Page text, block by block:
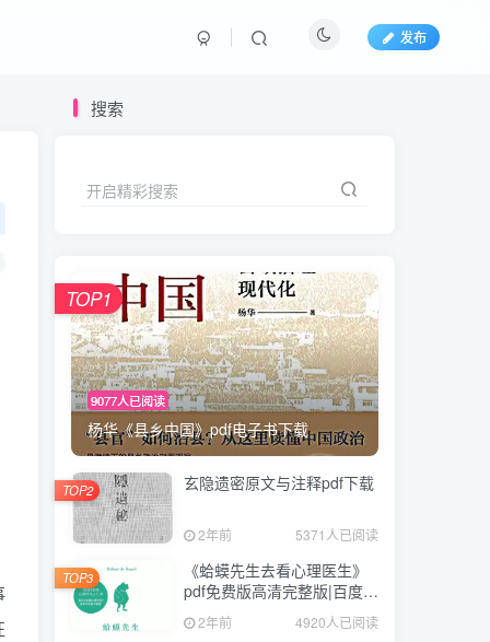
发布
搜索
开启精彩搜索
9077人已阅读
杨华《县乡中国》pdf电子书下载
TOP1
玄隐遗密原文与注释pdf下载
2年前 5371人已阅读
TOP2
《蛤蟆先生去看心理医生》
pdf免费版高清完整版|百度网
盘下载
2年前 4920人已阅读
TOP3